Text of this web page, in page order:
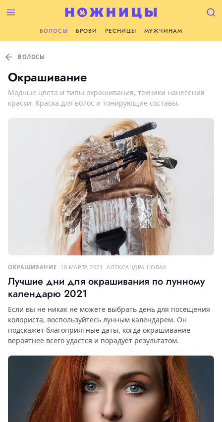
ВОЛОСЫ БРОВИ РЕСНИЦЫ МУЖЧИНАМ
ВОЛОСЫ
Окрашивание
Модные цвета и типы окрашивания, техники нанесения
краски. Краска для волос и тонирующие составы.
ОКРАШИВАНИЕ 10 МАРТА 2021 АЛЕКСАНДРА НОВАК
Лучшие дни для окрашивания по лунному
календарю 2021
Если вы не никак не можете выбрать день для посещения
колориста, воспользуйтесь лунным календарем. Он
подскажет благоприятные даты, когда окрашивание
вероятнее всего удастся и порадует результатом.